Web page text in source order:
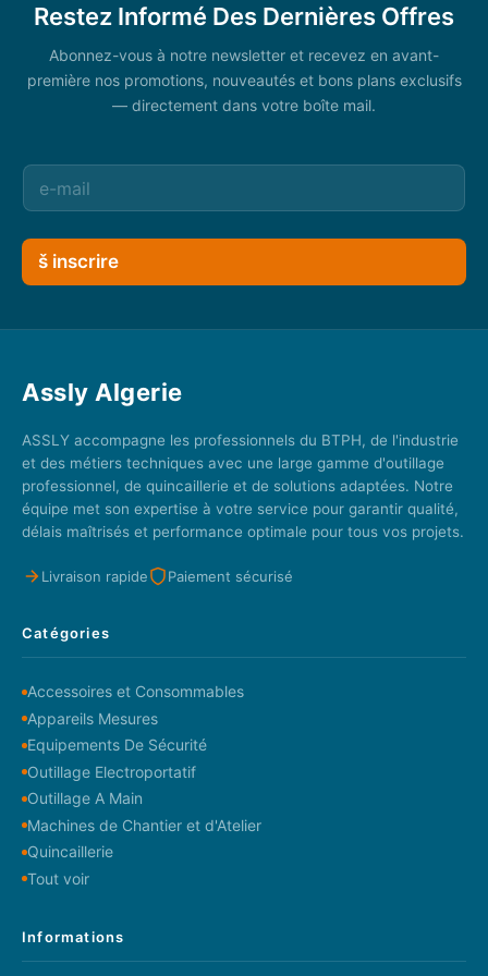
Restez Informé Des Dernières Offres
Abonnez-vous à notre newsletter et recevez en avant-
première nos promotions, nouveautés et bons plans exclusifs
— directement dans votre boîte mail.
š inscrire
Assly Algerie
ASSLY accompagne les professionnels du BTPH, de l'industrie
et des métiers techniques avec une large gamme d'outillage
professionnel, de quincaillerie et de solutions adaptées. Notre
équipe met son expertise à votre service pour garantir qualité,
délais maîtrisés et performance optimale pour tous vos projets.
Livraison rapide Paiement sécurisé
Catégories
Accessoires et Consommables
Appareils Mesures
Equipements De Sécurité
Outillage Electroportatif
Outillage A Main
Machines de Chantier et d'Atelier
Quincaillerie
Tout voir
Informations